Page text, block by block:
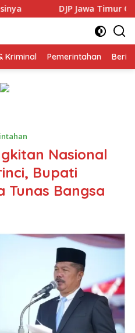
Gandeng GP Ansor
Kriminal Pemerintahan
Nasional
Bupati
Tunas Bangsa